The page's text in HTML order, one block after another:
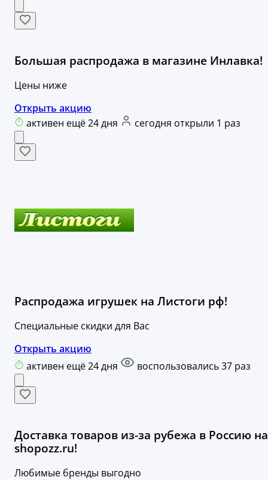
Большая распродажа в магазине Инлавка!
Цены ниже
Открыть акцию
активен ещё 24 дня
сегодня открыли 1 раз
Распродажа игрушек на Листоги рф!
Специальные скидки для Вас
Открыть акцию
активен ещё 24 дня
воспользовались 37 раз
Доставка товаров из-за рубежа в Россию на
shopozz.ru!
Любимые бренды выгодно